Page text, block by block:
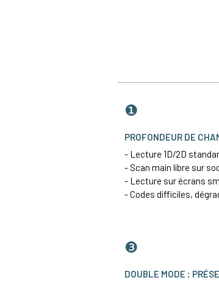
❶
PROFONDEUR DE
- Lecture 1D/2D
- Scan main libre sur
- Lecture sur écrans
- Codes difficiles,
❸
DOUBLE MODE :